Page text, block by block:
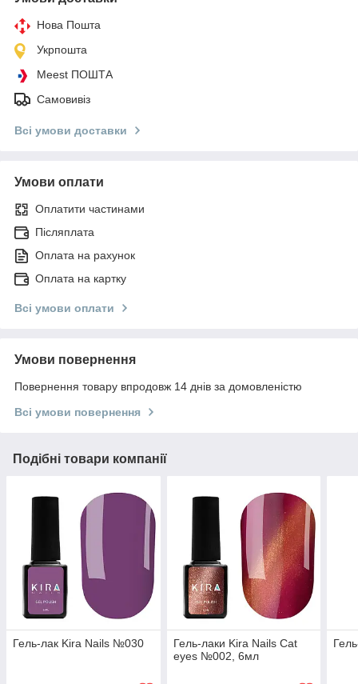
Нова Пошта
Укрпошта
Meest ПОШТА
Самовивіз
Всі умови доставки
Умови оплати
Оплатити частинами
Післяплата
Оплата на рахунок
Оплата на картку
Всі умови оплати
Умови повернення
Повернення товару впродовж 14 днів за домовленістю
Всі умови повернення
Подібні товари компанії
Гель-лак Kira Nails №030
Гель-лаки Kira Nails Cat
eyes №002, 6мл